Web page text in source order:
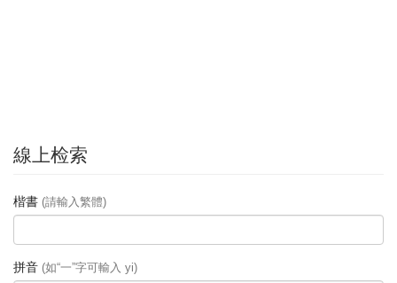
線上检索
楷書 (請輸入繁體)
拼音 (如“一”字可輸入 yi)